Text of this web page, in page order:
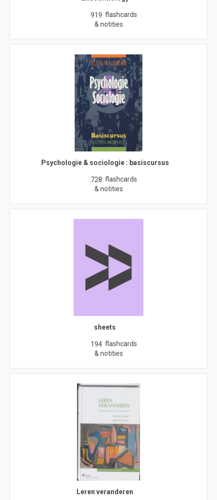
919 flashcards
& notities
Psychologie & sociologie : basiscursus
728 flashcards
& notities
sheets
194 flashcards
& notities
Leren veranderen